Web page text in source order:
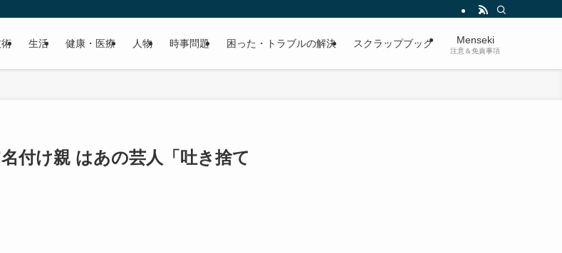
生活 健康・医療 人物 時事問題 困った・トラブルの解決 スクラップブック Menseki
注意＆免責事項
付け親 はあの芸人「吐き捨て